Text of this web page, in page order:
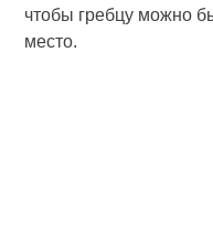
чтобы гребцу можно
место.